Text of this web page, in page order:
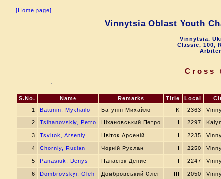
[Home page]
Vinnytsia Oblast Youth
Vinnytsia.
Classic, 100,
Cross
S.No. Name Remarks Title Local
1
Batunin, Mykhailo Батунін Михайло K 2363
2 Tsihanovskiy, Petro Ціхановський Петро I 2297
3 Tsvitok, Arseniy Цвіток Арсеній I 2235
4 Chorniy, Ruslan Чорній Руслан I 2250
5 Panasiuk, Denys Панасюк Денис I 2247
6 Dombrovskyi, Oleh Домбровський Олег III 2050